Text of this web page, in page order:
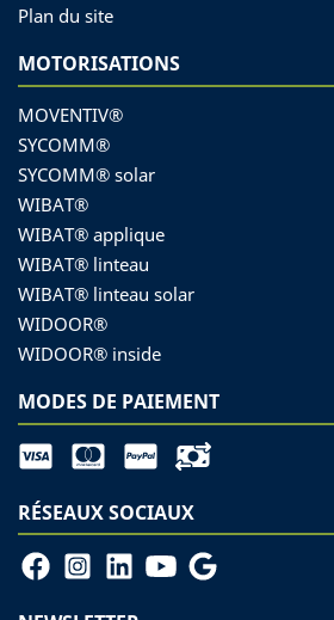
Plan du site
MOTORISATIONS
MOVENTIV®
SYCOMM®
SYCOMM® solar
WIBAT®
WIBAT® applique
WIBAT® linteau
WIBAT® linteau solar
WIDOOR®
WIDOOR® inside
MODES DE PAIEMENT
RÉSEAUX SOCIAUX